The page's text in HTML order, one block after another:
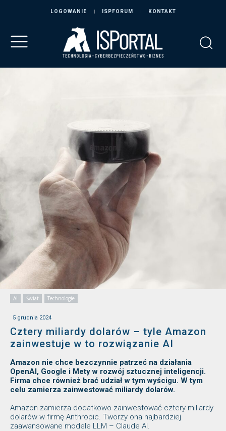
LOGOWANIE ISPFORUM KONTAKT
AI Świat Technologie
5 grudnia 2024
Cztery miliardy dolarów – tyle Amazon
zainwestuje w to rozwiązanie AI
Amazon nie chce bezczynnie patrzeć na działania
OpenAI, Google i Mety w rozwój sztucznej inteligencji.
Firma chce również brać udział w tym wyścigu. W tym
celu zamierza zainwestować miliardy dolarów.
Amazon zamierza dodatkowo zainwestować cztery miliardy
dolarów w firmę Anthropic. Tworzy ona najbardziej
zaawansowane modele LLM – Claude AI.